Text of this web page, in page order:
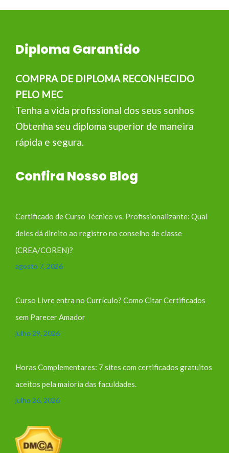
Diploma Garantido
COMPRA DE DIPLOMA RECONHECIDO
PELO MEC
Tenha a vida profissional dos seus sonhos
Obtenha seu diploma superior de maneira
rápida e segura.
Confira Nosso Blog
Certificado de Curso Técnico vs. Profissionalizante: Qual
deles dá direito ao registro no conselho de classe
(CREA/COREN)?
agosto 7, 2026
Curso Livre entra no Currículo? Como Citar Certificados
sem Parecer Amador
julho 29, 2026
Horas Complementares: 7 sites com certificados gratuitos
aceitos pela maioria das faculdades.
julho 26, 2026